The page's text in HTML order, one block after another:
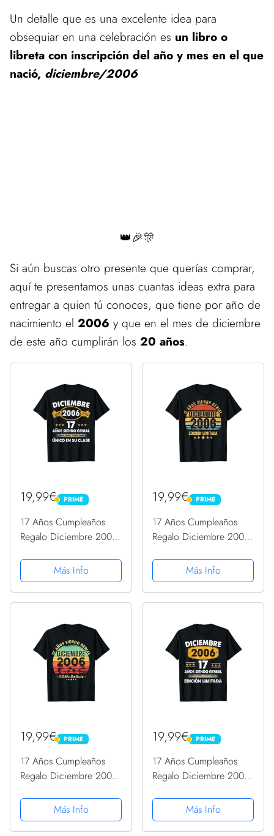
Un detalle que es una excelente idea para
obsequiar en una celebración es un libro o
libreta con inscripción del año y mes en el que
nació, diciembre/2006
👑🎉🎊
Si aún buscas otro presente que querías comprar,
aquí te presentamos unas cuantas ideas extra para
entregar a quien tú conoces, que tiene por año de
nacimiento el 2006 y que en el mes de diciembre
de este año cumplirán los 20 años.
19,99€ PRIME
PRIME
17 Años Cumpleaños
Regalo Diciembre 2006
CamisetaMás Info
19,99€ PRIME
PRIME
17 Años Cumpleaños
Regalo Diciembre 2006
CamisetaMás Info
19,99€ PRIME
PRIME
17 Años Cumpleaños
Regalo Diciembre 2006
CamisetaMás Info
19,99€ PRIME
PRIME
17 Años Cumpleaños
Regalo Diciembre 2006
CamisetaMás Info